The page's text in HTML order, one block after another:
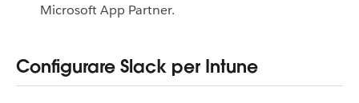
Microsoft App Partner.
Configurare Slack per Intune